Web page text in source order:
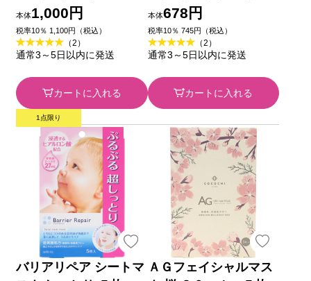
入 ジャパンギャルズ
本体1,000円
税率10％ 1,100円（税込）
（2）
通常3～5日以内に発送
カートに入れる
ンダム
本体678円
税率10％ 745円（税込）
（2）
通常3～5日以内に発送
カートに入れる
1点限り
バリアリペア シートマ ＡＧフェイシャルマス